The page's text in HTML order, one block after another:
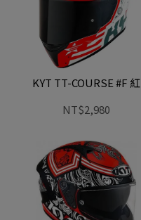
KYT TT-COURSE #F 紅
NT$2,980